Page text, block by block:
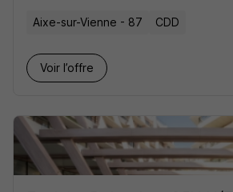
Aixe-sur-Vienne - 87 CDD
Voir l’offre